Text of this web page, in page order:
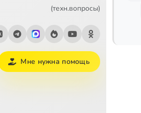
17:00
23:49
14:02
23:55
(техн.вопросы)
Мне нужна помощь